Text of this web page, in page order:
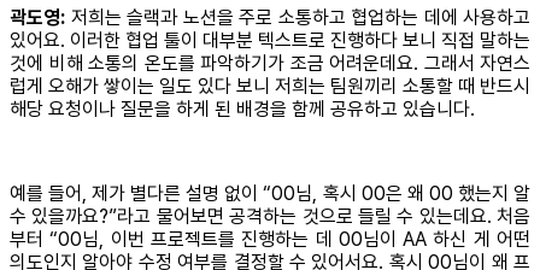
곽도영: 저희는 슬랙과 노션을 주로 소통하고 협업하는 데에 사용하고
있어요. 이러한 협업 툴이 대부분 텍스트로 진행하다 보니 직접 말하는
것에 비해 소통의 온도를 파악하기가 조금 어려운데요. 그래서 자연스
럽게 오해가 쌓이는 일도 있다 보니 저희는 팀원끼리 소통할 때 반드시
해당 요청이나 질문을 하게 된 배경을 함께 공유하고 있습니다.
예를 들어, 제가 별다른 설명 없이 “00님, 혹시 00은 왜 00 했는지 알
수 있을까요?”라고 물어보면 공격하는 것으로 들릴 수 있는데요. 처음
부터 “00님, 이번 프로젝트를 진행하는 데 00님이 AA 하신 게 어떤
의도인지 알아야 수정 여부를 결정할 수 있어서요. 혹시 00님이 왜 프